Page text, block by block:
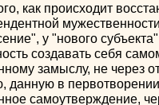
как происходит
у "нового
создавать себя
замыслу, не через
данную в
самоутверждение,